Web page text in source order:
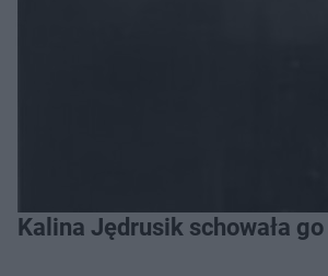
Kalina Jędrusik schowała